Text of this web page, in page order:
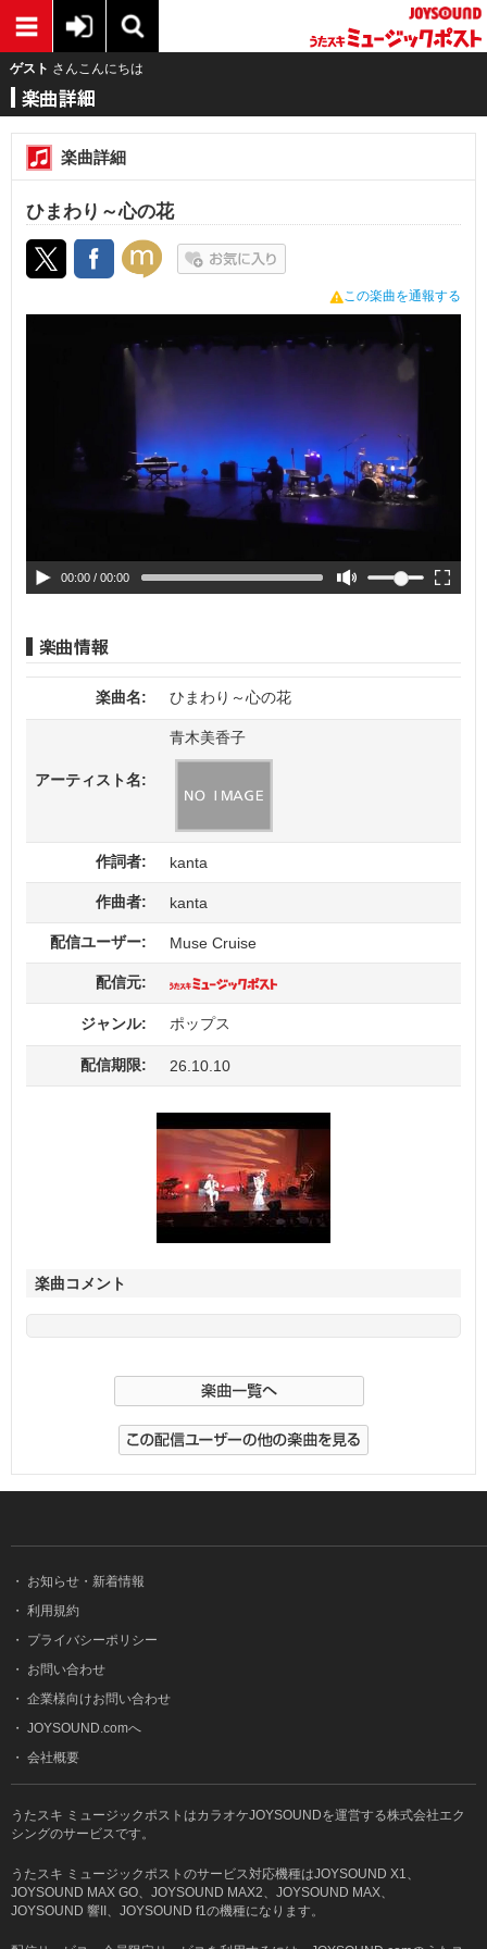
ゲスト さんこんにちは
楽曲詳細
ひまわり～心の花
この楽曲を通報する
00:00 / 00:00
楽曲名: ひまわり～心の花
アーティスト名:
青木美香子
作詞者: kanta
作曲者: kanta
配信ユーザー: Muse Cruise
配信元:
ジャンル: ポップス
配信期限: 26.10.10
楽曲コメント
・
お知らせ・新着情報
・ 利用規約
・
プライバシーポリシー
・
お問い合わせ
・ 企業様向けお問い合わせ
・ JOYSOUND.comへ
・ 会社概要
うたスキ ミュージックポストはカラオケJOYSOUNDを運営する株式会社エク
シングのサービスです。
うたスキ ミュージックポストのサービス対応機種はJOYSOUND X1、
JOYSOUND MAX GO、JOYSOUND MAX2、JOYSOUND MAX、
JOYSOUND 響II、JOYSOUND f1の機種になります。